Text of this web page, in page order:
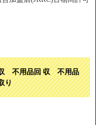
不用品回 収 不用品
り